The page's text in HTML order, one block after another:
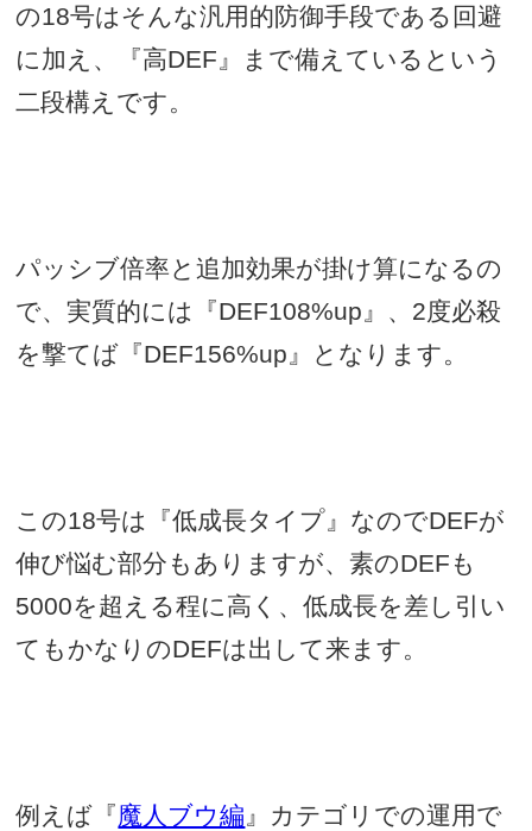
の18号はそんな汎用的防御手段である回避
に加え、『高DEF』まで備えているという
二段構えです。
パッシブ倍率と追加効果が掛け算になるの
で、実質的には『DEF108%up』、 2度必殺
を撃てば『DEF156%up』となります。
この18号は『低成長タイプ』なのでDEFが
伸び悩む部分もありますが、素のDEF も
5000を超える程に高く、低成長を差し引い
てもかなりのDEFは出して来ます。
例えば『魔人ブウ編』カテゴリでの運用で